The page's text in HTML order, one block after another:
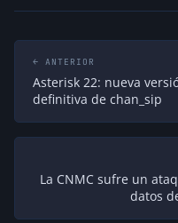
← ANTERIOR
Asterisk 22: nueva
definitiva de chan_sip
La CNMC sufre un
datos